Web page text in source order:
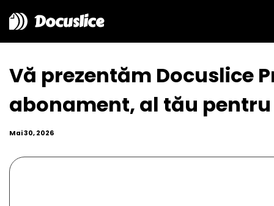
Docuslice
Vă prezentăm Docuslice
abonament, al tău
Mai 30, 2026